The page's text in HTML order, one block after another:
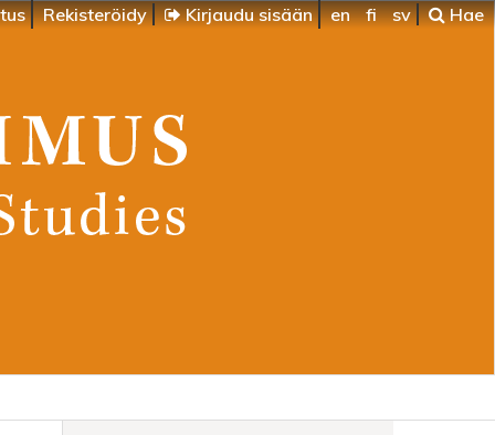
Rekisteröidy Kirjaudu sisään en fi sv Hae